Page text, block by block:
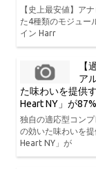
【史上最安値】ア
た4種類のモジュー
イン Harr
【
ア
た味わいを提供
Heart NY」が
独自の適応型コン
の効いた味わいを
Heart NY」が